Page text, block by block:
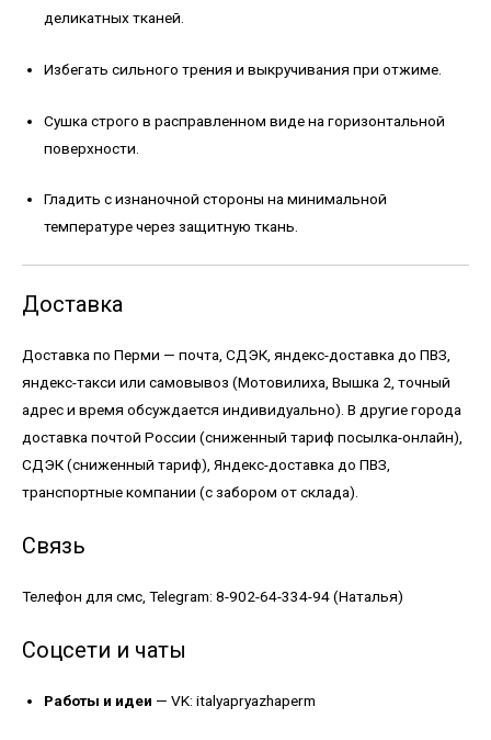
деликатных тканей.
Избегать сильного трения и выкручивания при отжиме.
Сушка строго в расправленном виде на горизонтальной
поверхности.
Гладить с изнаночной стороны на минимальной
температуре через защитную ткань.
Доставка
Доставка по Перми — почта, СДЭК, яндекс-доставка до ПВЗ,
яндекс-такси или самовывоз (Мотовилиха, Вышка 2, точный
адрес и время обсуждается индивидуально). В другие города
доставка почтой России (сниженный тариф посылка-онлайн),
СДЭК (сниженный тариф), Яндекс-доставка до ПВЗ,
транспортные компании (с забором от склада).
Связь
Телефон для смс, Telegram: 8-902-64-334-94 (Наталья)
Соцсети и чаты
Работы и идеи — VK: italyapryazhaperm